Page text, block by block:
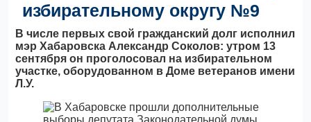
избирательному округу №9
В числе первых свой гражданский долг исполнил
мэр Хабаровска Александр Соколов: утром 13
сентября он проголосовал на избирательном
участке, оборудованном в Доме ветеранов имени
Л.У.